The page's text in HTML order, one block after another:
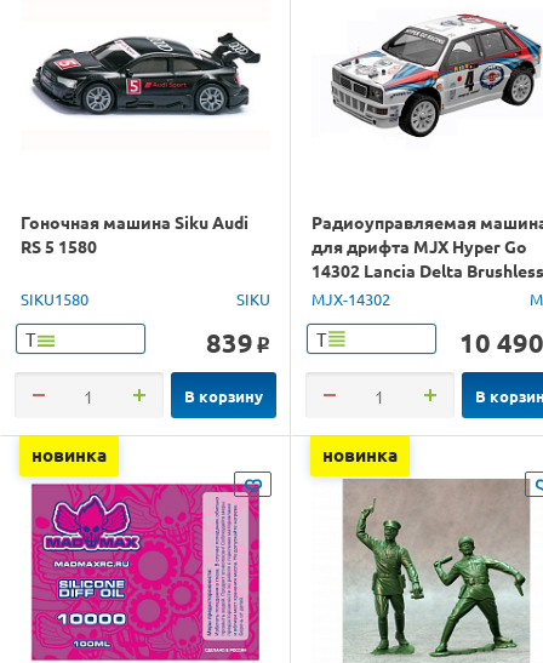
Гоночная машина Siku Audi
RS 5 1580
SIKU1580 SIKU
Т 839 o
В корзину
Радиоуправляемая
для дрифта MJX Hyper Go
14302 Lancia Delta Brushless
4WD 2.4G LED 1/14 RTR
MJX-14302
Т 10 490
В
новинка новинка